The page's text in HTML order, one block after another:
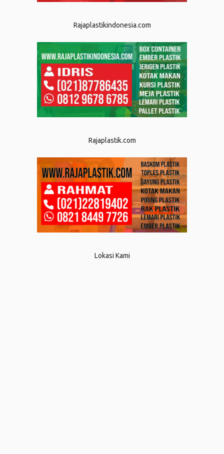
Rajaplastikindonesia.com
Rajaplastik.com
Lokasi Kami